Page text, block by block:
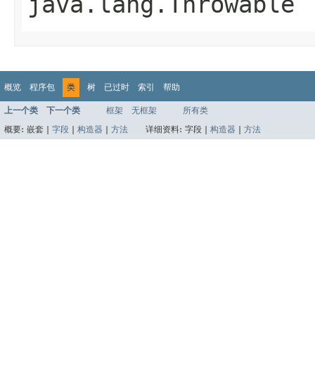
概览 程序包 类 树 已过时 索引 帮助
上一个类 下一个类 框架 无框架
所有类
概要: 嵌套 | 字段 构造器 方法 详细资料: 字段 | 构造器 方法